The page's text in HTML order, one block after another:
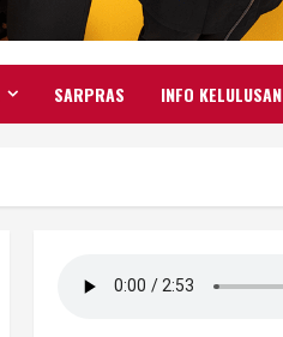
SARPRAS INFO KELULUSAN